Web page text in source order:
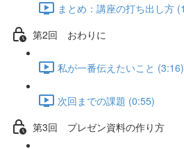
まとめ：講座の打ち出し方
第2回 おわりに
私が一番伝えたいこと (3:16)
次回までの課題 (0:55)
第3回 プレゼン資料の作り方